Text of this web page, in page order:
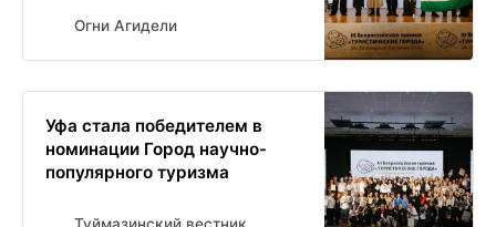
Огни Агидели
Уфа стала победителем в
номинации Город научно-
популярного туризма
Туймазинский вестник